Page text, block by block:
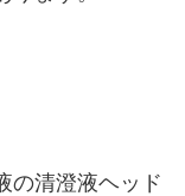
の清澄液ヘッド